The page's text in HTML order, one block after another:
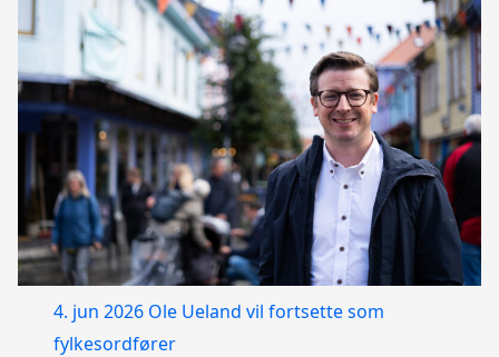
4. jun 2026 Ole Ueland vil fortsette som
fylkesordfører